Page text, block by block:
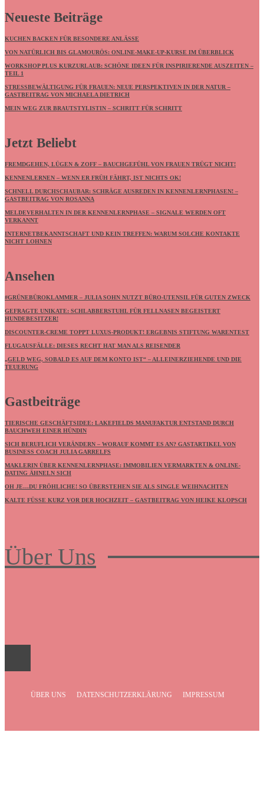
Neueste Beiträge
KUCHEN BACKEN FÜR BESONDERE ANLÄSSE
VON NATÜRLICH BIS GLAMOURÖS: ONLINE-MAKE-UP-KURSE IM ÜBERBLICK
WORKSHOP PLUS KURZURLAUB: SCHÖNE IDEEN FÜR INSPIRIERENDE AUSZEITEN –
TEIL 1
STRESSBEWÄLTIGUNG FÜR FRAUEN: NEUE PERSPEKTIVEN IN DER NATUR –
GASTBEITRAG VON MICHAELA DIETRICH
MEIN WEG ZUR BRAUTSTYLISTIN – SCHRITT FÜR SCHRITT
Jetzt Beliebt
FREMDGEHEN, LÜGEN & ZOFF – BAUCHGEFÜHL VON FRAUEN TRÜGT NICHT!
KENNENLERNEN – WENN ER FRÜH FÄHRT, IST NICHTS OK!
SCHNELL DURCHSCHAUBAR: SCHRÄGE AUSREDEN IN KENNENLERNPHASEN! –
GASTBEITRAG VON ROSANNA
MELDEVERHALTEN IN DER KENNENLERNPHASE – SIGNALE WERDEN OFT
VERKANNT
INTERNETBEKANNTSCHAFT UND KEIN TREFFEN: WARUM SOLCHE KONTAKTE
NICHT LOHNEN
Ansehen
#GRÜNEBÜROKLAMMER – JULIA SOHN NUTZT BÜRO-UTENSIL FÜR GUTEN ZWECK
GEFRAGTE UNIKATE: SCHLABBERSTUHL FÜR FELLNASEN BEGEISTERT
HUNDEBESITZER!
DISCOUNTER-CREME TOPPT LUXUS-PRODUKT! ERGEBNIS STIFTUNG WARENTEST
FLUGAUSFÄLLE: DIESES RECHT HAT MAN ALS REISENDER
„GELD WEG, SOBALD ES AUF DEM KONTO IST“ – ALLEINERZIEHENDE UND DIE
TEUERUNG
Gastbeiträge
TIERISCHE GESCHÄFTSIDEE: LAKEFIELDS MANUFAKTUR ENTSTAND DURCH
BAUCHWEH EINER HÜNDIN
SICH BERUFLICH VERÄNDERN – WORAUF KOMMT ES AN? GASTARTIKEL VON
BUSINESS COACH JULIA GARRELFS
MAKLERIN ÜBER KENNENLERNPHASE: IMMOBILIEN VERMARKTEN & ONLINE-
DATING ÄHNELN SICH
OH JE…DU FRÖHLICHE! SO ÜBERSTEHEN SIE ALS SINGLE WEIHNACHTEN
KALTE FÜSSE KURZ VOR DER HOCHZEIT – GASTBEITRAG VON HEIKE KLOPSCH
Über Uns
ÜBER UNS DATENSCHUTZERKLÄRUNG IMPRESSUM